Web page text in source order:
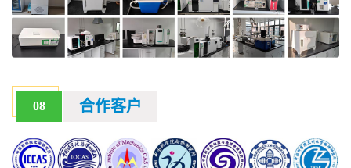
08 合作客户